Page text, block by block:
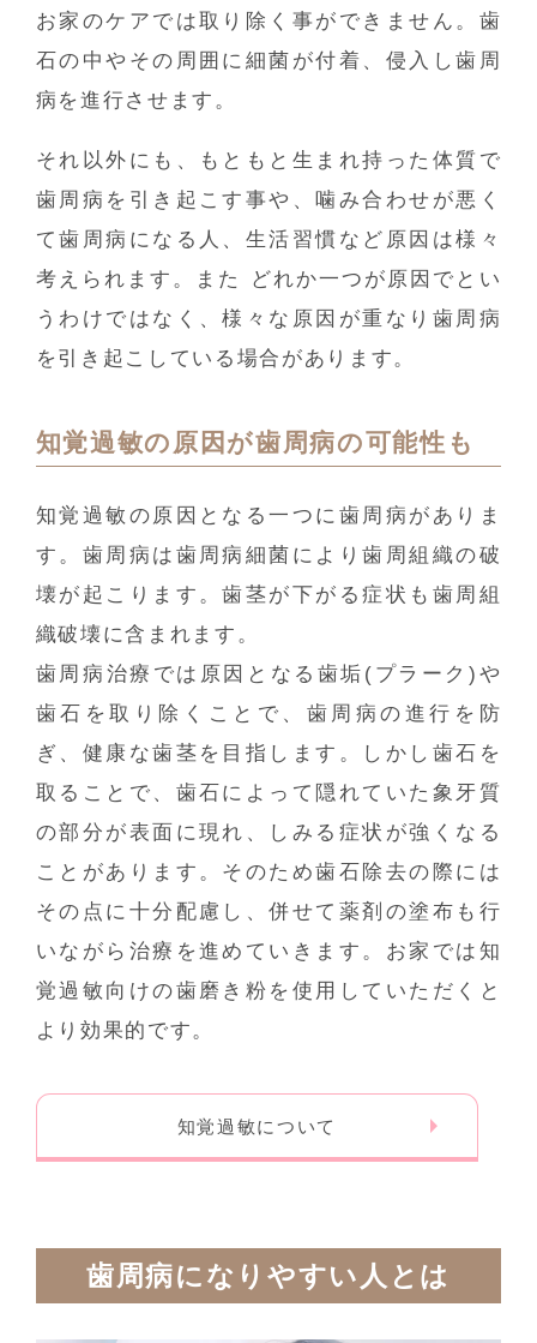
お家のケアでは取り除く事ができません。歯
石の中やその周囲に細菌が付着、侵入し歯周
病を進行させます。
それ以外にも、もともと生まれ持った体質で
歯周病を引き起こす事や、噛み合わせが悪く
て歯周病になる人、生活習慣など原因は様々
考えられます。また どれか一つが原因でとい
うわけではなく、様々な原因が重なり歯周病
を引き起こしている場合があります。
知覚過敏の原因が歯周病の可能性も
知覚過敏の原因となる一つに歯周病がありま
す。歯周病は歯周病細菌により歯周組織の破
壊が起こります。歯茎が下がる症状も歯周組
織破壊に含まれます。
歯周病治療では原因となる歯垢(プラーク)や
歯石を取り除くことで、歯周病の進行を防
ぎ、健康な歯茎を目指します。しかし歯石を
取ることで、歯石によって隠れていた象牙質
の部分が表面に現れ、しみる症状が強くなる
ことがあります。そのため歯石除去の際には
その点に十分配慮し、併せて薬剤の塗布も行
いながら治療を進めていきます。お家では知
覚過敏向けの歯磨き粉を使用していただくと
より効果的です。
知覚過敏について
歯周病になりやすい人とは